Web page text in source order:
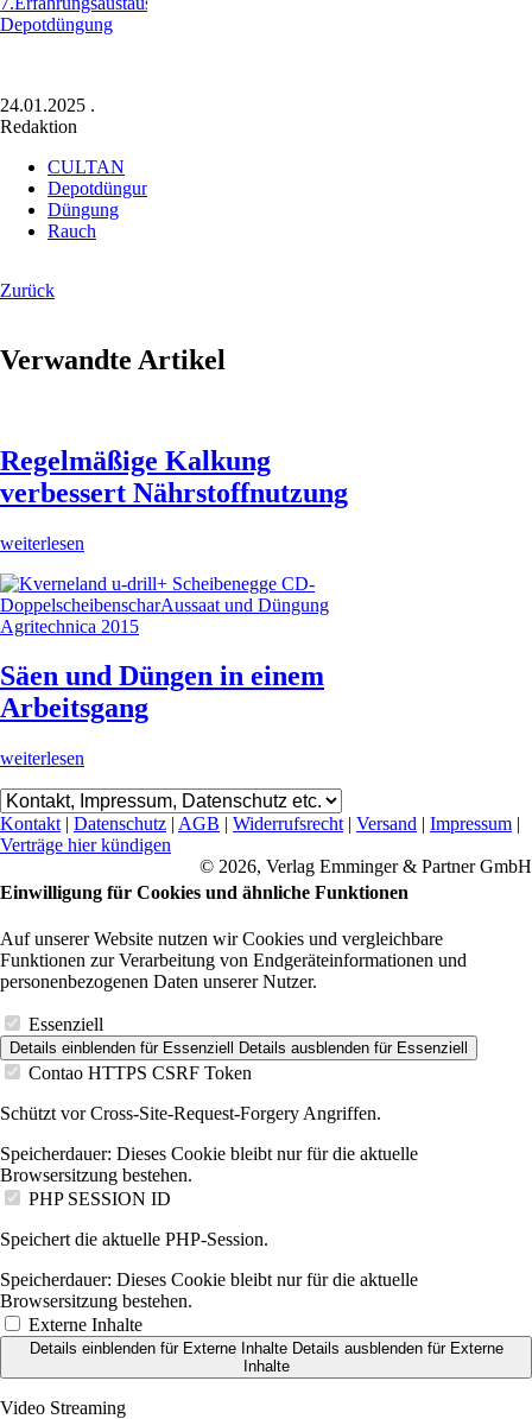
Depotdüngung
24.01.2025 .
Redaktion
CULTAN
Depotdüngung
Düngung
Rauch
Zurück
Verwandte Artikel
Regelmäßige Kalkung
verbessert Nährstoffnutzung
weiterlesen
Säen und Düngen in einem
Arbeitsgang
weiterlesen
Kontakt| Datenschutz | AGB | Widerrufsrecht| Versand | Impressum |
Verträge hier kündigen
© 2026, Verlag Emminger & Partner GmbH
Einwilligung für Cookies und ähnliche Funktionen
Auf unserer Website nutzen wir Cookies und vergleichbare
Funktionen zur Verarbeitung von Endgeräteinformationen und
personenbezogenen Daten unserer Nutzer.
Essenziell
Details einblenden für Essenziell Details ausblenden für Essenziell
Contao HTTPS CSRF Token
Schützt vor Cross-Site-Request-Forgery Angriffen.
Speicherdauer: Dieses Cookie bleibt nur für die aktuelle
Browsersitzung bestehen.
PHP SESSION ID
Speichert die aktuelle PHP-Session.
Speicherdauer: Dieses Cookie bleibt nur für die aktuelle
Browsersitzung bestehen.
Externe Inhalte
Details einblendenfür Externe Inhalte Details ausblendenfür Externe
Inhalte
Video Streaming